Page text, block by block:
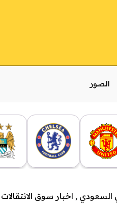
الصور
السعودي , اخبار سوق الانتقالات